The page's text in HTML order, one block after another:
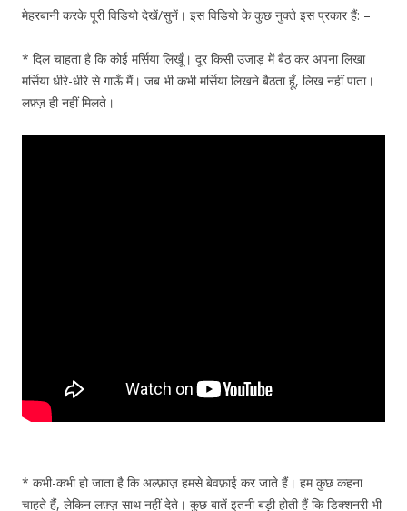
मेहरबानी करके पूरी विडियो देखें/सुनें। इस विडियो के कुछ नुक्ते इस प्रकार हैं: –
* दिल चाहता है कि कोई मर्सिया लिखूँ। दूर किसी उजाड़ में बैठ कर अपना लिखा
मर्सिया धीरे-धीरे से गाऊँ मैं। जब भी कभी मर्सिया लिखने बैठता हूँ, लिख नहीं पाता।
लफ़्ज़ ही नहीं मिलते।
* कभी-कभी हो जाता है कि अल्फ़ाज़ हमसे बेवफ़ाई कर जाते हैं। हम कुछ कहना
चाहते हैं, लेकिन लफ़्ज़ साथ नहीं देते। कुछ बातें इतनी बड़ी होती हैं कि डिक्शनरी भी